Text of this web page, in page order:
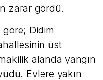
zarar gördü.
Didim
üst
alanda yangın
Evlere yakın